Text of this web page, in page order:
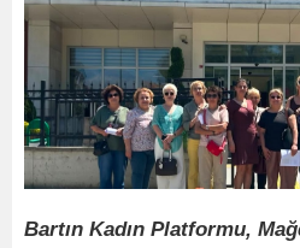
Bartın Kadın Platformu,